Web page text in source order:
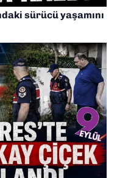
sürücü yaşamını